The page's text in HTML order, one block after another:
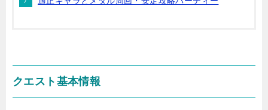
クエスト基本情報